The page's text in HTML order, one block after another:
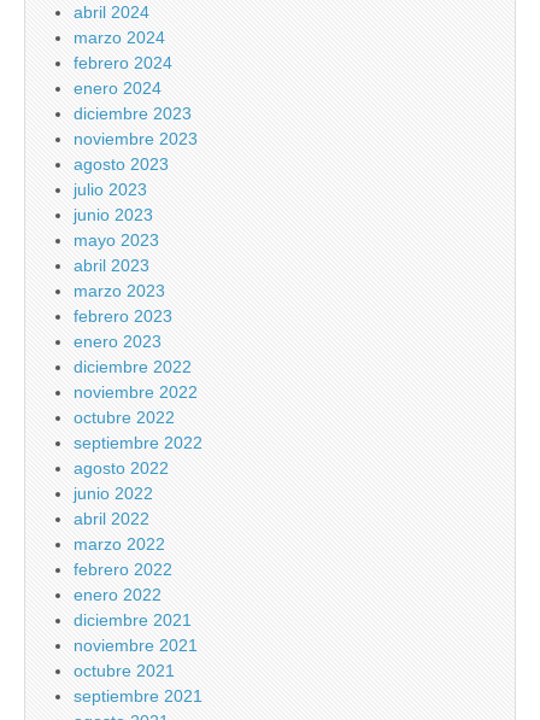
abril 2024
marzo 2024
febrero 2024
enero 2024
diciembre 2023
noviembre 2023
agosto 2023
julio 2023
junio 2023
mayo 2023
abril 2023
marzo 2023
febrero 2023
enero 2023
diciembre 2022
noviembre 2022
octubre 2022
septiembre 2022
agosto 2022
junio 2022
abril 2022
marzo 2022
febrero 2022
enero 2022
diciembre 2021
noviembre 2021
octubre 2021
septiembre 2021